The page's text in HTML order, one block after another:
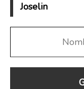
Joselin